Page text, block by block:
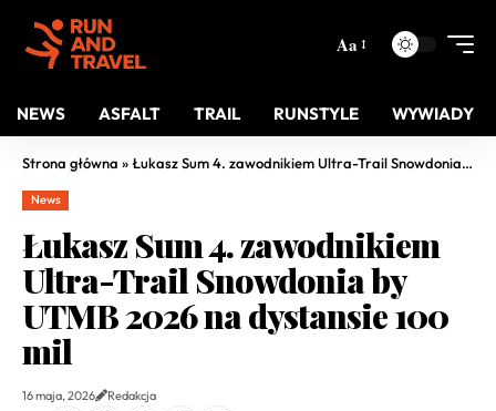
Aa
NEWS ASFALT TRAIL RUNSTYLE WYWIADY
Strona główna »Łukasz Sum 4. zawodnikiem Ultra-Trail Snowdonia by UTMB 2026 na dystansie 100 mil
News
Łukasz Sum 4. zawodnikiem
Ultra-Trail Snowdonia by
UTMB 2026 na dystansie 100
mil
16 maja, 2026
Redakcja